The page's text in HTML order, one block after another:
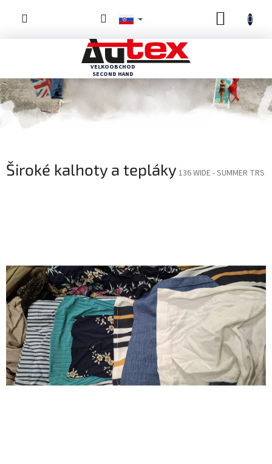
Široké kalhoty a tepláky 136 WIDE - SUMMER TRS